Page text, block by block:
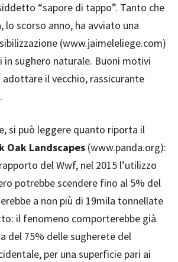
“sapore di tappo”. Tanto che
lo scorso anno, ha avviato una
(www.jaimeleliege.com)
in sughero naturale. Buoni motivi
adottare il vecchio, rassicurante
si può leggere quanto riporta il
Oak Landscapes (www.panda.org):
del Wwf, nel 2015 l’utilizzo
potrebbe scendere fino al 5% del
a non più di 19mila tonnellate
il fenomeno comporterebbe già
del 75% delle sugherete del
per una superficie pari ai